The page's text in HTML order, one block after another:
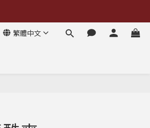
繁體中文